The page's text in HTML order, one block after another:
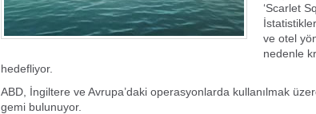
‘Scarlet
ve otel
nedenle
hedefliyor.
ABD, İngiltere ve Avrupa’daki operasyonlarda kullanılmak
gemi bulunuyor.